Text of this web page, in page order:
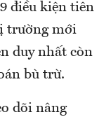
điều kiện tiên
trường mới
duy nhất còn
bù trừ.
dõi nâng